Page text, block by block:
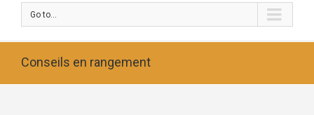
Go to...
Conseils en rangement